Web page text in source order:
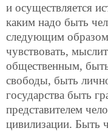
и осуществляется
каким надо быть
следующим
чувствовать,
общественным,
свободы, быть
государства быть
представителем
цивилизации. Быть